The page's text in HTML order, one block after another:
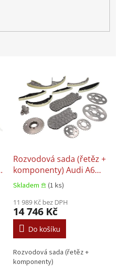
Rozvodová sada (řetěz +
komponenty) Audi A6
ALLROAD C7, Audi A6 C7,
Audi A7, Audi A8 D4, Audi
Q5, Audi Q7 PORSCHE
CAYENNE VW TOUAREG
3.0D 11.2007–09.2018
Skladem 𖠿 (1 ks)
11 989 Kč bez DPH
14 746 Kč
Do košíku
Rozvodová sada (řetěz +
komponenty)